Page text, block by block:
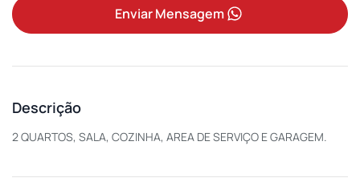
Enviar Mensagem
Descrição
2 QUARTOS, SALA, COZINHA, AREA DE SERVIÇO E GARAGEM.